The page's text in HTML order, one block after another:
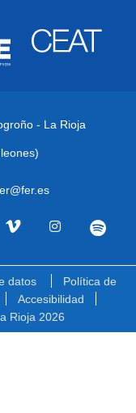
- La Rioja
datos
Política de
Accesibilidad
Rioja 2026